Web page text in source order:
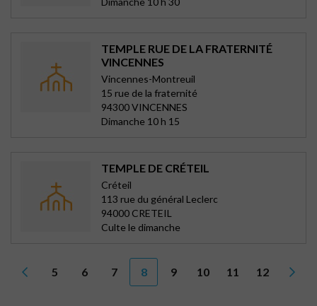
TEMPLE RUE DE LA FRATERNITÉ
VINCENNES
Vincennes-Montreuil
15 rue de la fraternité
94300 VINCENNES
Dimanche 10 h 15
TEMPLE DE CRÉTEIL
Créteil
113 rue du général Leclerc
94000 CRETEIL
Culte le dimanche
5 6 7 8 9 10 11 12